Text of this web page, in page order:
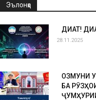
Эълонҳо
ДИҚҚАТ!
28.11.2025
ОЗМУНИ
БА